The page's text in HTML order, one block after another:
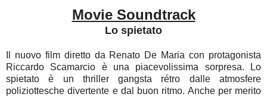
Movie Soundtrack
Lo spietato
Il nuovo film diretto da Renato De Maria con protagonista
Riccardo Scamarcio è una piacevolissima sorpresa. Lo
spietato è un thriller gangsta rétro dalle atmosfere
poliziottesche divertente e dal buon ritmo. Anche per merito